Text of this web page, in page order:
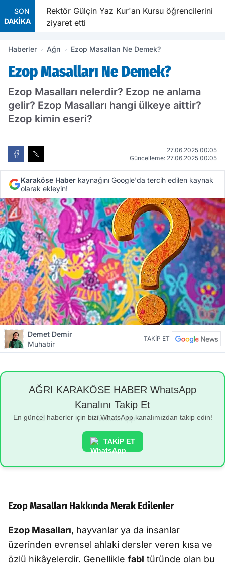
SON
DAKİKA
Rektör Gülçin Yaz Kur'an Kursu öğrencilerini
ziyaret etti
Haberler Ağrı Ezop Masalları Ne Demek?
Ezop Masalları Ne Demek?
Ezop Masalları nelerdir? Ezop ne anlama
gelir? Ezop Masalları hangi ülkeye aittir?
Ezop kimin eseri?
27.06.2025 00:05
Güncelleme: 27.06.2025 00:05
Karaköse Haber kaynağını Google'da tercih edilen kaynak
olarak ekleyin!
Demet Demir
Muhabir
TAKİP ET
AĞRI KARAKÖSE HABER WhatsApp
Kanalını Takip Et
En güncel haberler için bizi WhatsApp kanalımızdan takip edin!
TAKİP ET
Ezop Masalları Hakkında Merak Edilenler
Ezop Masalları, hayvanlar ya da insanlar
üzerinden evrensel ahlaki dersler veren kısa ve
özlü hikâyelerdir. Genellikle fabl türünde olan bu